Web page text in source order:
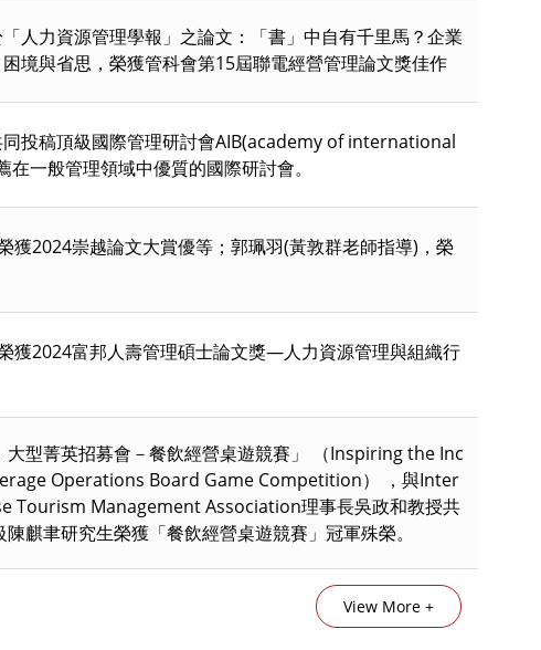
人力資源管理學報」之論文：「書」中自有千里馬？企業
境與省思，榮獲管科會第15屆聯電經營管理論文獎佳作
投稿頂級國際管理研討會AIB(academy of international
一般管理領域中優質的國際研討會。
獲2024崇越論文大賞優等；郭珮羽(黃敦群老師指導)，榮
獲2024富邦人壽管理碩士論文獎—人力資源管理與組織行
型菁英招募會－餐飲經營桌遊競賽」 （Inspiring the Inc
Operations Board Game Competition） ，與Inter
Tourism Management Association理事長吳政和教授共
麒聿研究生榮獲「餐飲經營桌遊競賽」冠軍殊榮。
View More +
)
開啟)